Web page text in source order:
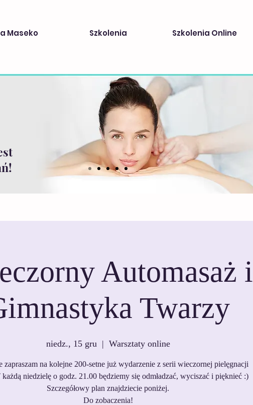
Maseko Szkolenia Szkolenia Online
Automasaż i
Twarzy
niedz., 15 gru
  |
Warsztaty online
zapraszam na kolejne 200-setne już wydarzenie z serii wieczornej pielęgnacji
niedzielę o godz. 21.00 będziemy się odmładzać, wyciszać i pięknieć :)
Szczegółowy plan znajdziecie poniżej.
Do zobaczenia!